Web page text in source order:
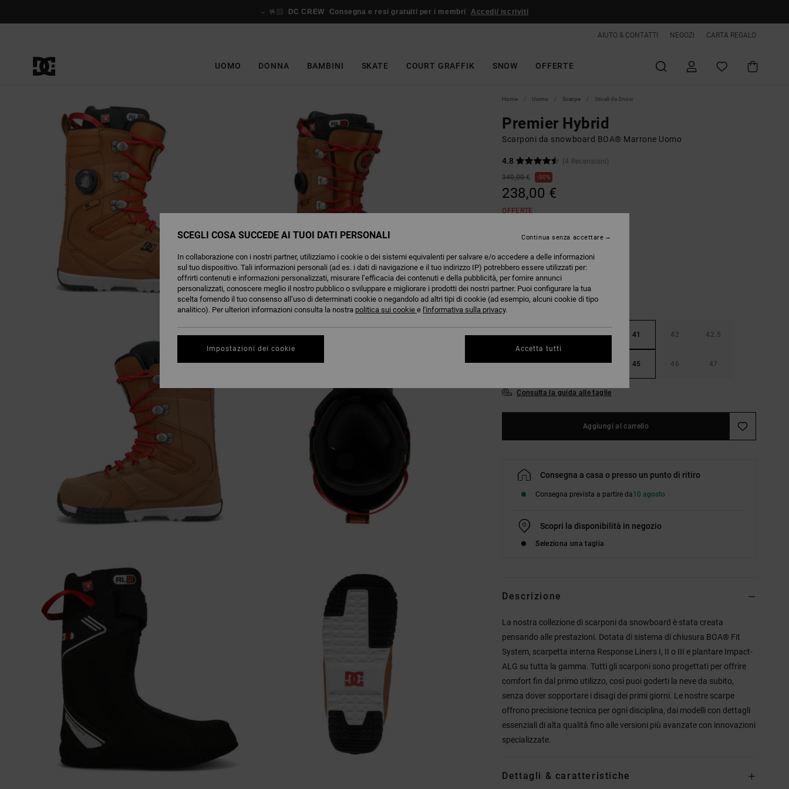
🤟🏻 DC CREW Consegna e resi gratuiti per i membri Accedi/ iscriviti
AIUTO & CONTATTI NEGOZI CARTA REGALO
UOMO DONNA BAMBINI SKATE COURT GRAFFIK SNOW OFFERTE
Home Uomo Scarpe Stivali da Snow
Premier Hybrid
Scarponi da snowboard BOA® Marrone Uomo
4.8
(4 Recensioni)
340,00 €
30%
238,00 €
OFFERTE
39 40 40.5 41 42 42.5
43 44 44.5 45 46 47
Consulta la guida alle taglie
Aggiungi al carrello
Consegna a casa o presso un punto di ritiro
Consegna prevista a partire da10 agosto
Scopri la disponibilità in negozio
Seleziona una taglia
Descrizione
La nostra collezione di scarponi da snowboard è stata creata
pensando alle prestazioni. Dotata di sistema di chiusura BOA® Fit
System, scarpetta interna Response Liners I, II o III e plantare Impact-
ALG su tutta la gamma. Tutti gli scarponi sono progettati per offrire
comfort fin dal primo utilizzo, così puoi goderti la neve da subito,
senza dover sopportare i disagi dei primi giorni. Le nostre scarpe
offrono precisione tecnica per ogni disciplina, dai modelli con dettagli
essenziali di alta qualità fino alle versioni più avanzate con innovazioni
specializzate.
Dettagli & caratteristiche
SCEGLI COSA SUCCEDE AI TUOI DATI PERSONALI
In collaborazione con i nostri partner, utilizziamo i cookie o dei sistemi equivalenti per salvare e/o accedere a delle informazioni
sul tuo dispositivo. Tali informazioni personali (ad es. i dati di navigazione e il tuo indirizzo IP) potrebbero essere utilizzati per:
offrirti contenuti e informazioni personalizzati, misurare l’efficacia dei contenuti e della pubblicità, per fornire annunci
personalizzati, conoscere meglio il nostro pubblico o sviluppare e migliorare i prodotti dei nostri partner. Puoi configurare la tua
scelta fornendo il tuo consenso all’uso di determinati cookie o negandolo ad altri tipi di cookie (ad esempio, alcuni cookie di tipo
analitico). Per ulteriori informazioni consulta la nostra politica sui cookie e l'informativa sulla privacy.
Impostazioni dei cookie
Continua senza accettare
Accetta tutti